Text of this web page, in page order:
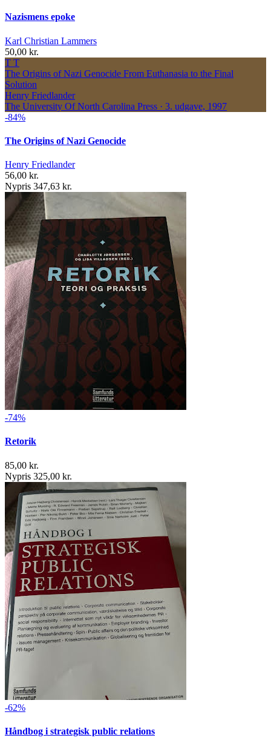
Nazismens epoke
Karl Christian Lammers
50,00 kr.
T T
The Origins of Nazi Genocide From Euthanasia to the Final
Solution
Henry Friedlander
The University Of North Carolina Press · 3. udgave, 1997
-84%
The Origins of Nazi Genocide
Henry Friedlander
56,00 kr.
Nypris 347,63 kr.
-74%
Retorik
85,00 kr.
Nypris 325,00 kr.
-62%
Håndbog i strategisk public relations